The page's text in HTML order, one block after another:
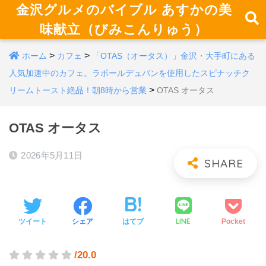
金沢グルメのバイブル あすかの美
味献立（びみこんりゅう）
ホーム > カフェ >
「OTAS（オータス）」金沢・大手町にある
人気加速中のカフェ。ラポールデュパンを使用したスピナッチク
リームトースト絶品！朝8時から営業 > OTAS オータス
OTAS オータス
2026年5月11日
ツイート シェア はてブ LINE Pocket
/20.0